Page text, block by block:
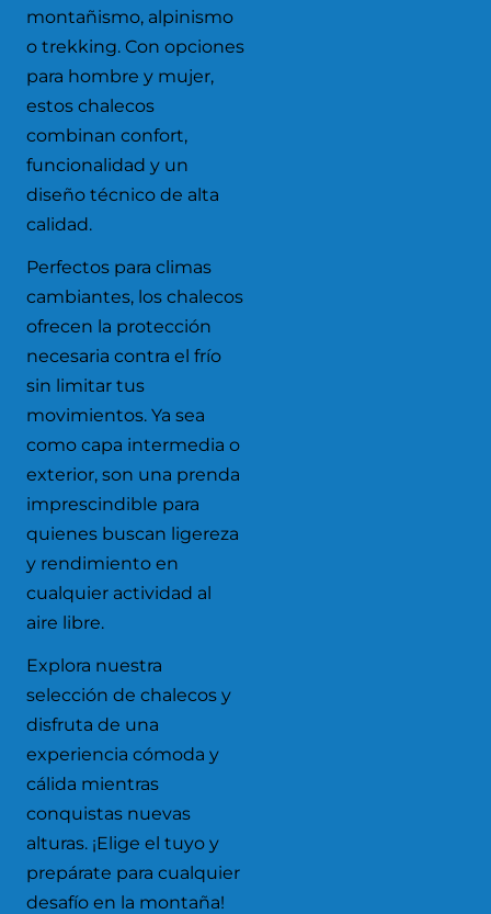
montañismo, alpinismo
o trekking. Con opciones
para hombre y mujer,
estos chalecos
combinan confort,
funcionalidad y un
diseño técnico de alta
calidad.
Perfectos para climas
cambiantes, los chalecos
ofrecen la protección
necesaria contra el frío
sin limitar tus
movimientos. Ya sea
como capa intermedia o
exterior, son una prenda
imprescindible para
quienes buscan ligereza
y rendimiento en
cualquier actividad al
aire libre.
Explora nuestra
selección de chalecos y
disfruta de una
experiencia cómoda y
cálida mientras
conquistas nuevas
alturas. ¡Elige el tuyo y
prepárate para cualquier
desafío en la montaña!